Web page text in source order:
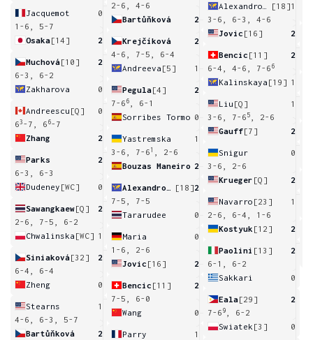
Jacquemot
0
1-6, 5-7
Osaka[14] 2
Muchová[10]
2
6-3, 6-2
Zakharova
0
Andreescu [Q]
0
63 -7, 6 6-7
Zhang
2
Parks
2
6-3, 6-3
Dudeney [WC] 0
Sawangkaew[Q]
2
2-6, 7-5, 6-2
Chwalinska [WC] 1
Siniaková[32]
2
6-4, 6-4
Zheng
0
Stearns
1
4-6, 6-3, 5-7
Bartůňková
2
2-6, 4-6
Bartůňková
2
Krejčíková
2
4-6, 7-5, 6-4
Andreeva [5] 1
Pegula[4]
2
7-6 6
, 6-1
Sorribes Tormo 0
Yastremska
1
3-6, 7-6 1
, 2-6
Bouzas Maneiro 2
[18]2
7-5, 7-5
Tararudee
0
Maria
0
1-6, 2-6
Jovic [16] 2
Bencic [11]
2
7-5, 6-0
Wang
0
Parry
1
[18]1
3-6, 6-3, 4-6
Jovic [16] 2
Bencic [11]
2
6-4, 4-6, 7-6 6
Kalinskaya [19] 1
Liu [Q]
1
3-6, 7-6 5
, 2-6
Gauff[7] 2
Snigur
0
3-6, 2-6
Krueger [Q] 2
Navarro [23]
1
2-6, 6-4, 1-6
Kostyuk [12] 2
Paolini [13]
2
6-1, 6-2
Sakkari
0
Eala[29]
2
7-6 9
, 6-2
Swiatek [3] 0